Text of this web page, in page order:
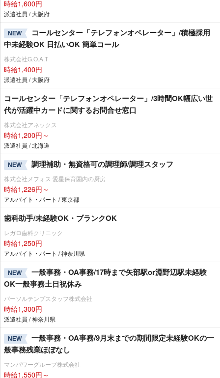
時給1,600円
派遣社員 / 大阪府
NEW
コールセンター「テレフォンオペレーター」/積極採用
中未経験OK 日払いOK 簡単コール
株式会社G.O.A.T
時給1,400円
派遣社員 / 大阪府
コールセンター「テレフォンオペレーター」/3時間OK幅広い世
代が活躍中カードに関するお問合せ窓口
株式会社アネックス
時給1,200円～
派遣社員 / 北海道
NEW 調理補助・無資格可の調理師/調理スタッフ
株式会社メフォス 愛星保育園内の厨房
時給1,226円～
アルバイト・パート / 東京都
歯科助手/未経験OK・ブランクOK
レガロ歯科クリニック
時給1,250円
アルバイト・パート / 神奈川県
NEW
一般事務・OA事務/17時まで矢部駅or淵野辺駅未経験
OK一般事務土日祝休み
パーソルテンプスタッフ株式会社
時給1,300円
派遣社員 / 神奈川県
NEW
一般事務・OA事務/9月末までの期間限定未経験OKの一
般事務残業ほぼなし
マンパワーグループ株式会社
時給1,550円～